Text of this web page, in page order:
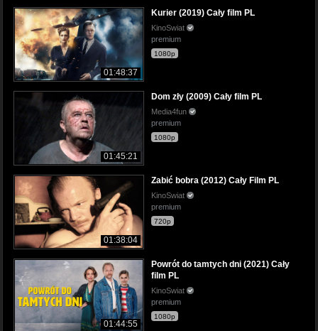
01:48:37
Kurier (2019) Cały film PL
KinoSwiat
premium
1080p
01:45:21
Dom zły (2009) Cały film PL
Media4fun
premium
1080p
01:38:04
Zabić bobra (2012) Cały Film PL
KinoSwiat
premium
720p
01:44:55
Powrót do tamtych dni (2021) Cały
film PL
KinoSwiat
premium
1080p